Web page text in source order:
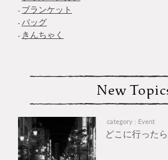
ブランケット
バッグ
きんちゃく
New
category : Event
どこに行った